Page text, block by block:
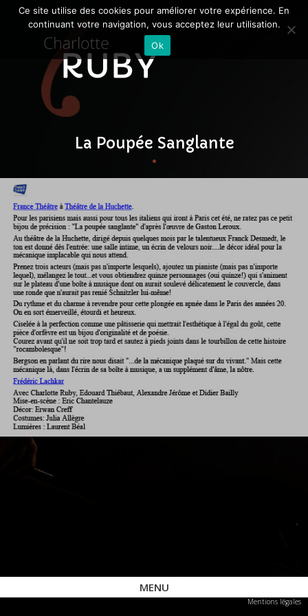
La Poupée Sanglante
MENU
Mentions légales
Ce site utilise des cookies pour améliorer votre expérience. En
continuant votre navigation, vous acceptez leur utilisation.
Ok